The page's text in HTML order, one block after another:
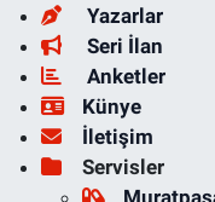
Yazarlar
Seri İlan
Anketler
Künye
İletişim
Servisler